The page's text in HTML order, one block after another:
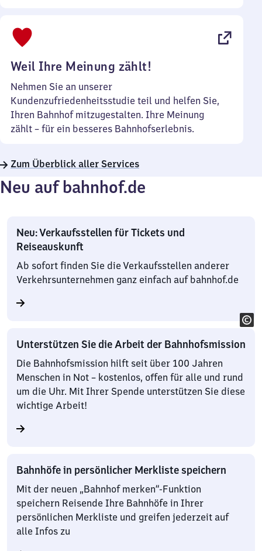
Weil Ihre Meinung zählt!
Nehmen Sie an unserer
Kundenzufriedenheitsstudie teil und helfen Sie,
Ihren Bahnhof mitzugestalten. Ihre Meinung
zählt – für ein besseres Bahnhofserlebnis.
Zum Überblick aller Services
Neu auf bahnhof.de
Neu: Verkaufsstellen für Tickets und
Reiseauskunft
Ab sofort finden Sie die Verkaufsstellen anderer
Verkehrsunternehmen ganz einfach auf bahnhof.de
Unterstützen Sie die Arbeit der Bahnhofsmission
Die Bahnhofsmission hilft seit über 100 Jahren
Menschen in Not – kostenlos, offen für alle und rund
um die Uhr. Mit Ihrer Spende unterstützen Sie diese
wichtige Arbeit!
Bahnhöfe in persönlicher Merkliste speichern
Mit der neuen „Bahnhof merken“-Funktion
speichern Reisende Ihre Bahnhöfe in Ihrer
persönlichen Merkliste und greifen jederzeit auf
alle Infos zu